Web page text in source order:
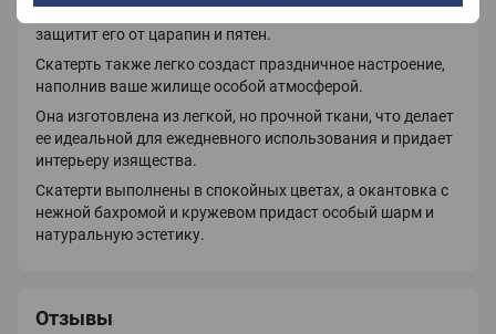
которая не только украсит ваш стол, но и надежно
защитит его от царапин и пятен.
Скатерть также легко создаст праздничное настроение,
наполнив ваше жилище особой атмосферой.
Она изготовлена ​​из легкой, но прочной ткани, что делает
ее идеальной для ежедневного использования и придает
интерьеру изящества.
Скатерти выполнены в спокойных цветах, а окантовка с
нежной бахромой и кружевом придаст особый шарм и
натуральную эстетику.
Отзывы